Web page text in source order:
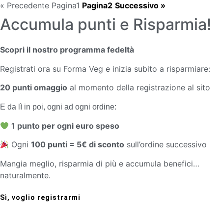
« Precedente Pagina1 Pagina2 Successivo »
Accumula punti e Risparmia!
Scopri il nostro programma fedeltà
Registrati ora su Forma Veg e inizia subito a risparmiare:
20 punti omaggio al momento della registrazione al sito
E da lì in poi, ogni ad ogni ordine:
1 punto per ogni euro speso
Ogni100 punti = 5€ di sconto sull’ordine successivo
Mangia meglio, risparmia di più e accumula benefici…
naturalmente.
Sì, voglio registrarmi